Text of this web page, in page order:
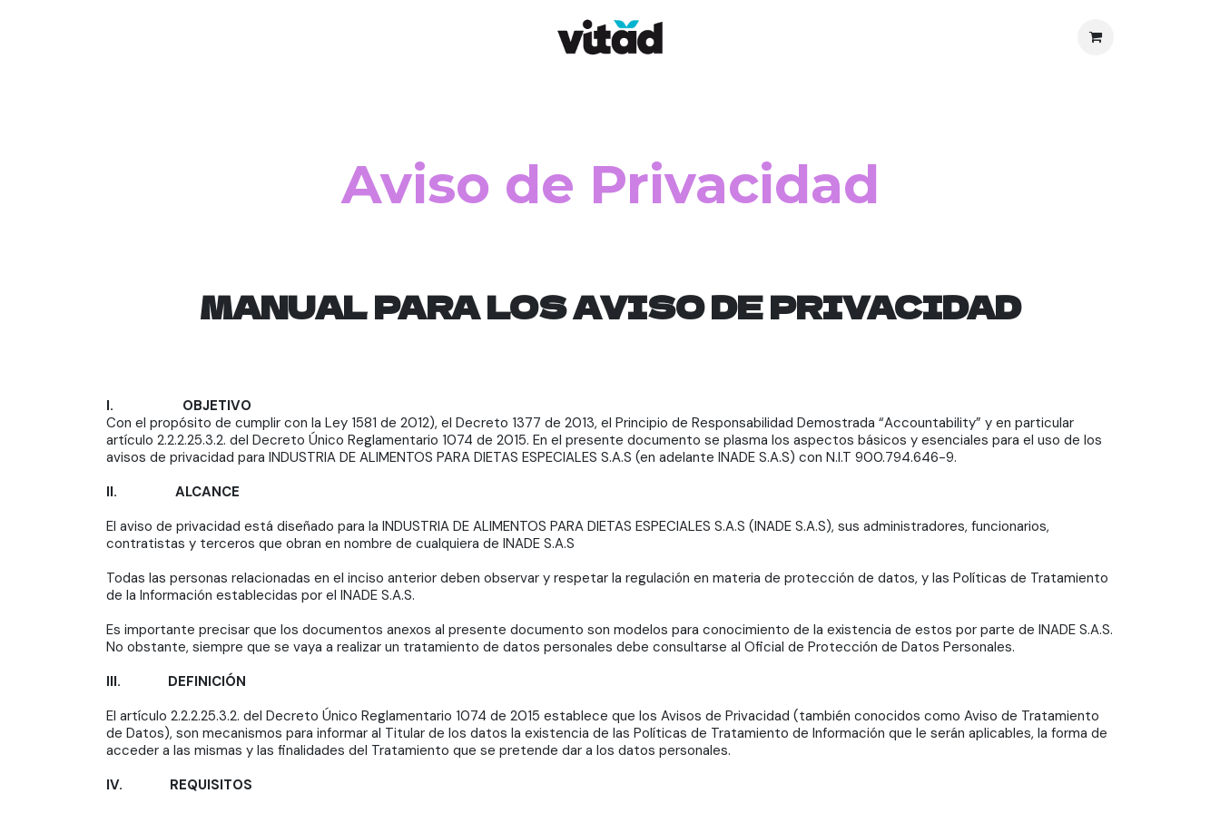
Aviso de Privacidad
MANUAL PARA LOS AVISO DE PRIVACIDAD
I. OBJETIVO
Con el propósito de cumplir con la Ley 1581 de 2012), el Decreto 1377 de 2013, el Principio de Responsabilidad Demostrada “Accountability” y en particular
artículo 2.2.2.25.3.2. del Decreto Único Reglamentario 1074 de 2015. En el presente documento se plasma los aspectos básicos y esenciales para el uso de los
avisos de privacidad para INDUSTRIA DE ALIMENTOS PARA DIETAS ESPECIALES S.A.S (en adelante INADE S.A.S) con N.I.T 900.794.646-9.
II. ALCANCE
El aviso de privacidad está diseñado para la INDUSTRIA DE ALIMENTOS PARA DIETAS ESPECIALES S.A.S (INADE S.A.S), sus administradores, funcionarios,
contratistas y terceros que obran en nombre de cualquiera de INADE S.A.S
Todas las personas relacionadas en el inciso anterior deben observar y respetar la regulación en materia de protección de datos, y las Políticas de Tratamiento
de la Información establecidas por el INADE S.A.S.
Es importante precisar que los documentos anexos al presente documento son modelos para conocimiento de la existencia de estos por parte de INADE S.A.S.
No obstante, siempre que se vaya a realizar un tratamiento de datos personales debe consultarse al Oficial de Protección de Datos Personales.
III. DEFINICIÓN
El artículo 2.2.2.25.3.2. del Decreto Único Reglamentario 1074 de 2015 establece que los Avisos de Privacidad (también conocidos como Aviso de Tratamiento
de Datos), son mecanismos para informar al Titular de los datos la existencia de las Políticas de Tratamiento de Información que le serán aplicables, la forma de
acceder a las mismas y las finalidades del Tratamiento que se pretende dar a los datos personales.
IV. REQUISITOS